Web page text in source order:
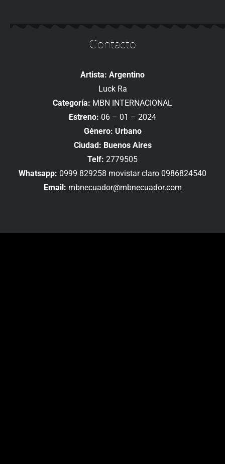
Contacto
Artista: Argentino
Luck Ra
Categoría: MBN INTERNACIONAL
Estreno: 06 – 01 – 2024
Género: Urbano
Ciudad: Buenos Aires
Telf: 2779505
Whatsapp: 0999 829258 movistar claro 0986824540
Email: mbnecuador@mbnecuador.com